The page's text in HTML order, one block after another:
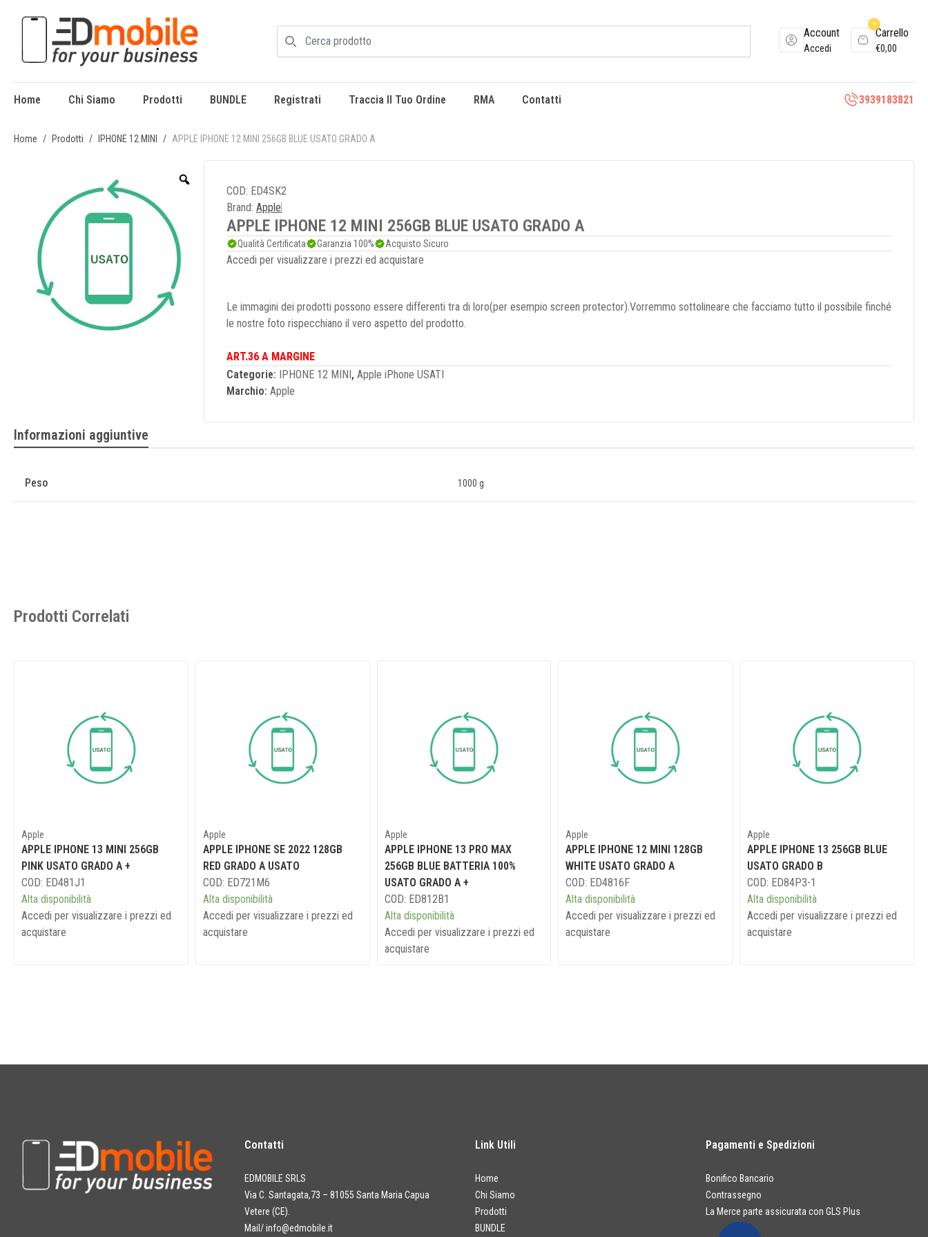
Account
Accedi
Carrello
€0,00
0
Home Chi Siamo Prodotti BUNDLE Registrati Traccia Il Tuo Ordine RMA Contatti
3939183821
Home / Prodotti / IPHONE 12 MINI / APPLE IPHONE 12 MINI 256GB BLUE USATO GRADO A
COD: ED4SK2
Brand: Apple
APPLE IPHONE 12 MINI 256GB BLUE USATO GRADO A
Qualità Certificata Garanzia 100% Acquisto Sicuro
Accedi per visualizzare i prezzi ed acquistare
Le immagini dei prodotti possono essere differenti tra di loro(per esempio screen protector).Vorremmo sottolineare che facciamo tutto il possibile finché
le nostre foto rispecchiano il vero aspetto del prodotto.
ART.36 A MARGINE
Categorie:
IPHONE 12 MINI , Apple iPhone USATI
Marchio: Apple
Informazioni aggiuntive
Peso 1000 g
Prodotti Correlati
Apple
APPLE IPHONE 13 MINI 256GB
PINK USATO GRADO A +
COD: ED481J1
Alta disponibilità
Accedi per visualizzare i prezzi ed
acquistare
Apple
APPLE IPHONE SE 2022 128GB
RED GRADO A USATO
COD: ED721M6
Alta disponibilità
Accedi per visualizzare i prezzi ed
acquistare
Apple
APPLE IPHONE 13 PRO MAX
256GB BLUE BATTERIA 100%
USATO GRADO A +
COD: ED812B1
Alta disponibilità
Accedi per visualizzare i prezzi ed
acquistare
Apple
APPLE IPHONE 12 MINI 128GB
WHITE USATO GRADO A
COD: ED4816F
Alta disponibilità
Accedi per visualizzare i prezzi ed
acquistare
Apple
APPLE IPHONE 13 256GB BLUE
USATO GRADO B
COD: ED84P3-1
Alta disponibilità
Accedi per visualizzare i prezzi ed
acquistare
Contatti
EDMOBILE SRLS
Via C. Santagata,73 – 81055 Santa Maria Capua
Vetere (CE).
Mail/info@edmobile.it
Link Utili
Home
Chi Siamo
Prodotti
BUNDLE
Pagamenti e Spedizioni
Bonifico Bancario
Contrassegno
La Merce parte assicurata con GLS Plus